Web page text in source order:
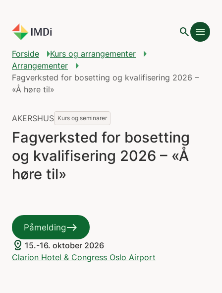
search menu
Forside
Kurs og arrangementer
Arrangementer
Fagverksted for bosetting og kvalifisering 2026 –
«Å høre til»
AKERSHUS Kurs og seminarer
Fagverksted for bosetting
og kvalifisering 2026 – «Å
høre til»
Påmeldingeast
distance 15.-16. oktober 2026
Clarion Hotel & Congress Oslo Airport